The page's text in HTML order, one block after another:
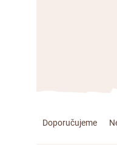
Ř
a
Doporučujeme